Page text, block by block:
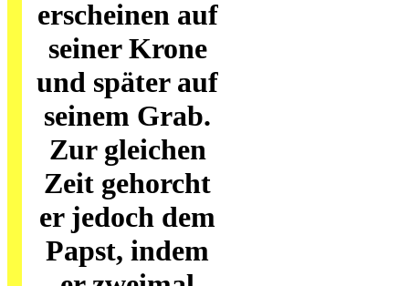
erscheinen auf
seiner Krone
und später auf
seinem Grab.
Zur gleichen
Zeit gehorcht
er jedoch dem
Papst, indem